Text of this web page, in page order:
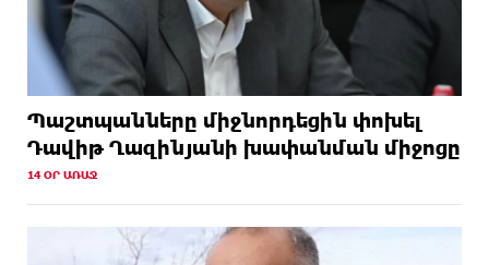
Պաշտպանները միջնորդեցին փոխել
Դավիթ Ղազինյանի խափանման միջոցը
14 ՕՐ ԱՌԱՋ